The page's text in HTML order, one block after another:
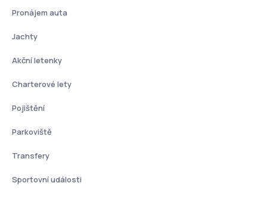
Pronájem auta
Jachty
Akční letenky
Charterové lety
Pojištění
Parkoviště
Transfery
Sportovní události